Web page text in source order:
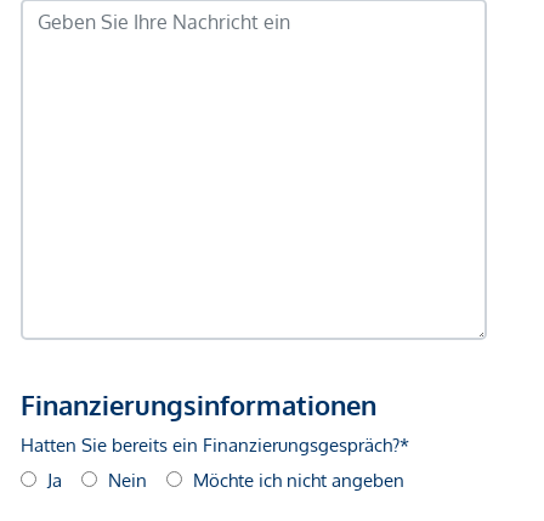
Gewähr erfolgen. Der Vermittler ist als Doppelmakler tätig.